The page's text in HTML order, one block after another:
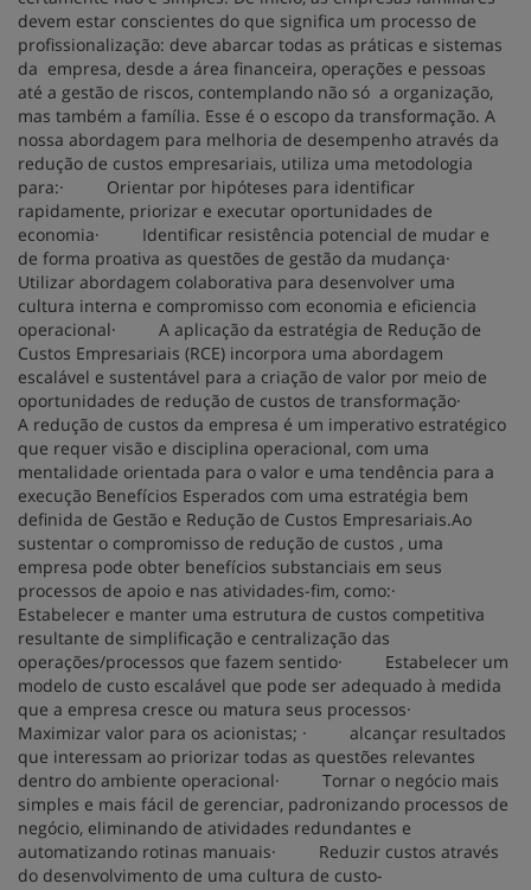
devem estar conscientes do que significa um processo de
profissionalização: deve abarcar todas as práticas e sistemas
da empresa, desde a área financeira, operações e pessoas
até a gestão de riscos, contemplando não só a organização,
mas também a família. Esse é o escopo da transformação. A
nossa abordagem para melhoria de desempenho através da
redução de custos empresariais, utiliza uma metodologia
para:· Orientar por hipóteses para identificar
rapidamente, priorizar e executar oportunidades de
economia· Identificar resistência potencial de mudar e
de forma proativa as questões de gestão da mudança·
Utilizar abordagem colaborativa para desenvolver uma
cultura interna e compromisso com economia e eficiencia
operacional· A aplicação da estratégia de Redução de
Custos Empresariais (RCE) incorpora uma abordagem
escalável e sustentável para a criação de valor por meio de
oportunidades de redução de custos de transformação·
A redução de custos da empresa é um imperativo estratégico
que requer visão e disciplina operacional, com uma
mentalidade orientada para o valor e uma tendência para a
execução Benefícios Esperados com uma estratégia bem
definida de Gestão e Redução de Custos Empresariais.Ao
sustentar o compromisso de redução de custos , uma
empresa pode obter benefícios substanciais em seus
processos de apoio e nas atividades-fim, como:·
Estabelecer e manter uma estrutura de custos competitiva
resultante de simplificação e centralização das
operações/processos que fazem sentido· Estabelecer um
modelo de custo escalável que pode ser adequado à medida
que a empresa cresce ou matura seus processos·
Maximizar valor para os acionistas; · alcançar resultados
que interessam ao priorizar todas as questões relevantes
dentro do ambiente operacional· Tornar o negócio mais
simples e mais fácil de gerenciar, padronizando processos de
negócio, eliminando de atividades redundantes e
automatizando rotinas manuais· Reduzir custos através
do desenvolvimento de uma cultura de custo-